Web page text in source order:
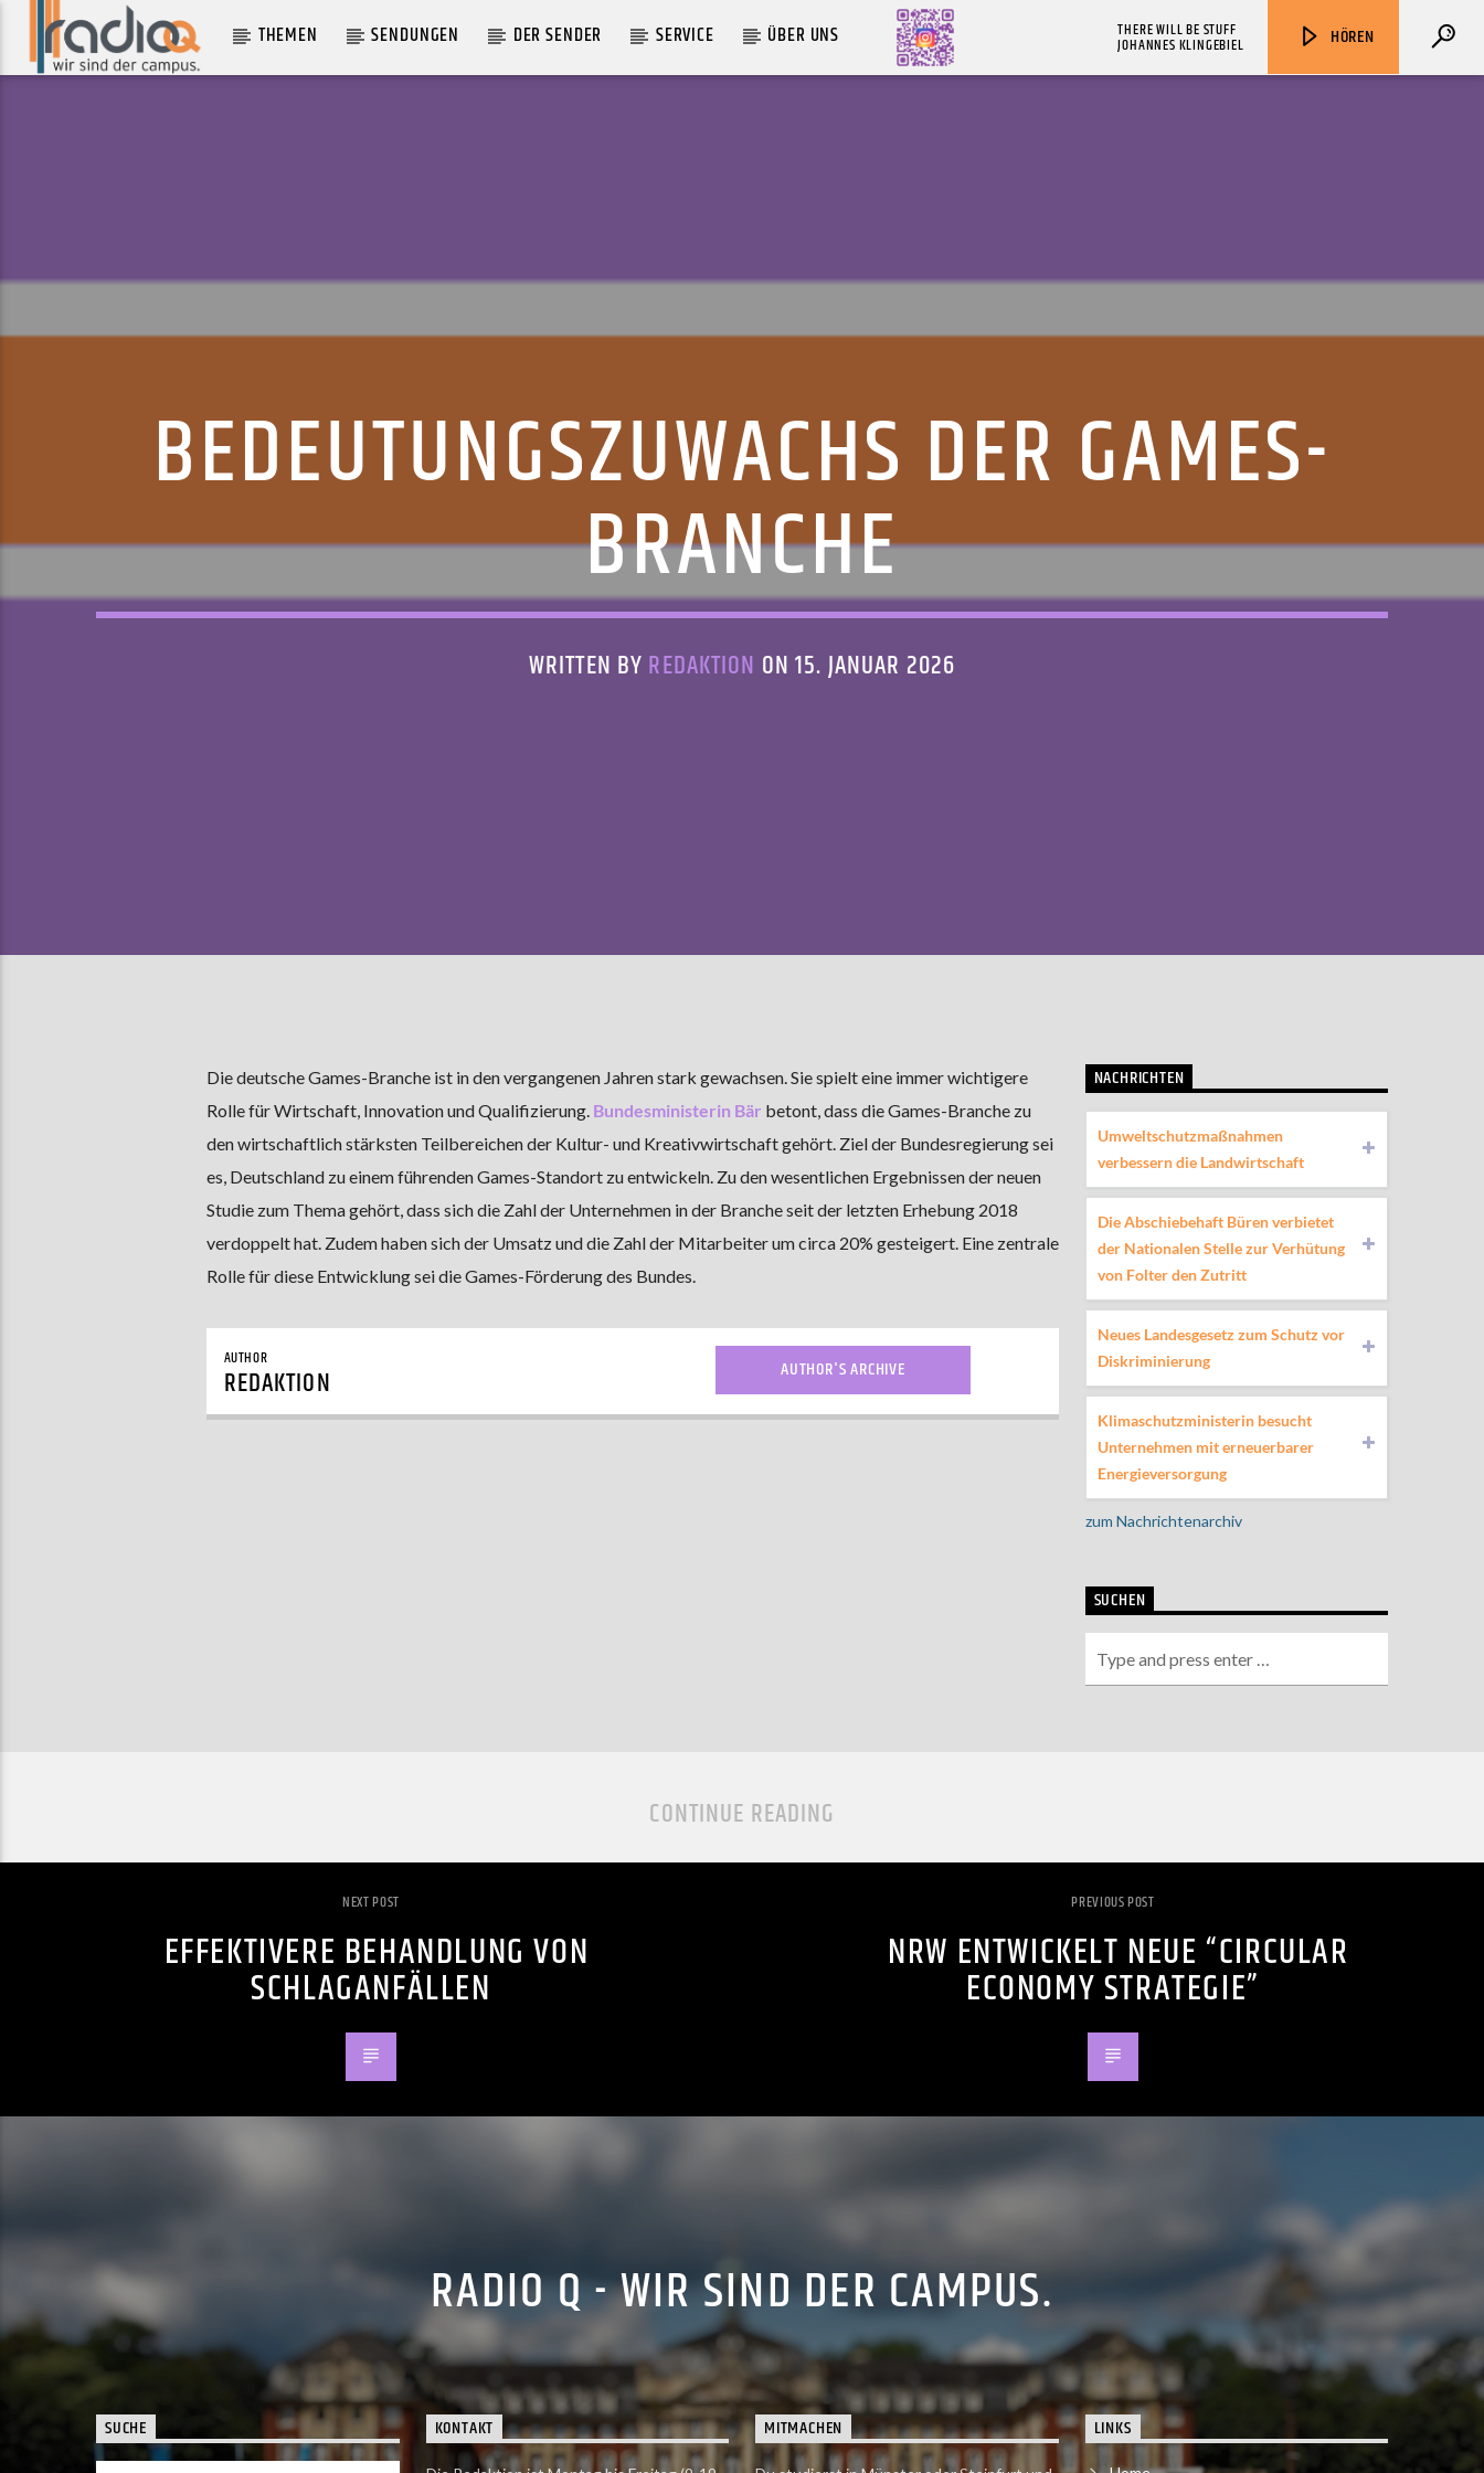
THEMEN SENDUNGEN DER SENDER SERVICE ÜBER UNS HÖREN
THERE WILL BE STUFF
JOHANNES KLINGEBIEL
BEDEUTUNGSZUWACHS DER GAMES-
BRANCHE
WRITTEN BY REDAKTION ON 15. JANUAR 2026
Die deutsche Games-Branche ist in den vergangenen Jahren stark gewachsen. Sie spielt eine immer wichtigere
Rolle für Wirtschaft, Innovation und Qualifizierung. Bundesministerin Bär betont, dass die Games-Branche zu
den wirtschaftlich stärksten Teilbereichen der Kultur- und Kreativwirtschaft gehört. Ziel der Bundesregierung sei
es, Deutschland zu einem führenden Games-Standort zu entwickeln. Zu den wesentlichen Ergebnissen der neuen
Studie zum Thema gehört, dass sich die Zahl der Unternehmen in der Branche seit der letzten Erhebung 2018
verdoppelt hat. Zudem haben sich der Umsatz und die Zahl der Mitarbeiter um circa 20% gesteigert. Eine zentrale
Rolle für diese Entwicklung sei die Games-Förderung des Bundes.
AUTHOR
REDAKTION AUTHOR'S ARCHIVE
NACHRICHTEN
Umweltschutzmaßnahmen
verbessern die Landwirtschaft
Die Abschiebehaft Büren verbietet
der Nationalen Stelle zur Verhütung
von Folter den Zutritt
Neues Landesgesetz zum Schutz vor
Diskriminierung
Klimaschutzministerin besucht
Unternehmen mit erneuerbarer
Energieversorgung
zum Nachrichtenarchiv
SUCHEN
CONTINUE READING
NEXT POST
EFFEKTIVERE BEHANDLUNG VON
SCHLAGANFÄLLEN
PREVIOUS POST
NRW ENTWICKELT NEUE “CIRCULAR
ECONOMY STRATEGIE”
RADIO Q - WIR SIND DER CAMPUS.
SUCHE KONTAKT MITMACHEN LINKS